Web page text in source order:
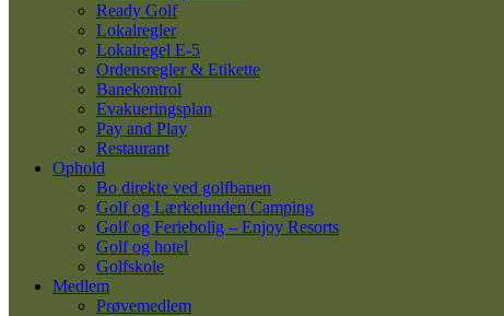
Ready Golf
Lokalregler
Lokalregel E-5
Ordensregler & Etikette
Banekontrol
Evakueringsplan
Pay and Play
Restaurant
Ophold
Bo direkte ved golfbanen
Golf og Lærkelunden Camping
Golf og Feriebolig – Enjoy Resorts
Golf og hotel
Golfskole
Medlem
Prøvemedlem